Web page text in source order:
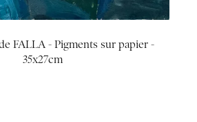
FALLA - Pigments sur papier -
35x27cm